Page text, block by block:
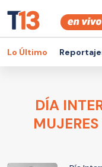
Lo Último
DÍA